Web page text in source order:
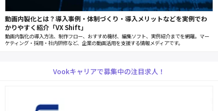
動画内製化とは？導入事例・体制づくり・導入メリットなどを実例でわ
かりやすく紹介「VX Shift」
動画内製化の導入方法、制作フロー、おすすめ機材、編集ソフト、実例紹介までを網羅。マー
ケティング・採用・社内研修など、企業の動画活用を支援する情報メディアです。
Vookキャリアで募集中の注目求人！